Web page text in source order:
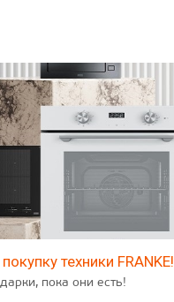
техники FRANKE!
пока они есть!